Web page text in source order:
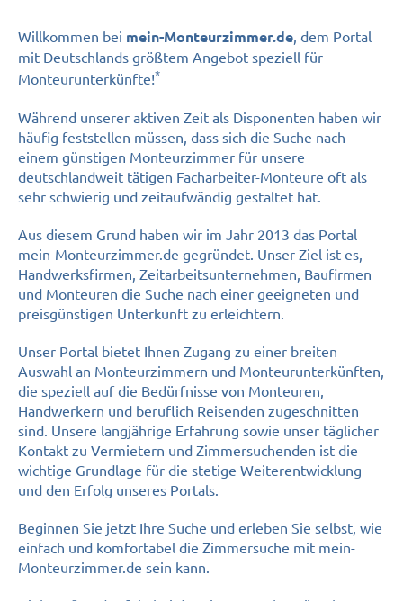
Willkommen bei mein-Monteurzimmer.de, dem Portal
mit Deutschlands größtem Angebot speziell für
Monteurunterkünfte!*
Während unserer aktiven Zeit als Disponenten haben wir
häufig feststellen müssen, dass sich die Suche nach
einem günstigen Monteurzimmer für unsere
deutschlandweit tätigen Facharbeiter-Monteure oft als
sehr schwierig und zeitaufwändig gestaltet hat.
Aus diesem Grund haben wir im Jahr 2013 das Portal
mein-Monteurzimmer.de gegründet. Unser Ziel ist es,
Handwerksfirmen, Zeitarbeitsunternehmen, Baufirmen
und Monteuren die Suche nach einer geeigneten und
preisgünstigen Unterkunft zu erleichtern.
Unser Portal bietet Ihnen Zugang zu einer breiten
Auswahl an Monteurzimmern und Monteurunterkünften,
die speziell auf die Bedürfnisse von Monteuren,
Handwerkern und beruflich Reisenden zugeschnitten
sind. Unsere langjährige Erfahrung sowie unser täglicher
Kontakt zu Vermietern und Zimmersuchenden ist die
wichtige Grundlage für die stetige Weiterentwicklung
und den Erfolg unseres Portals.
Beginnen Sie jetzt Ihre Suche und erleben Sie selbst, wie
einfach und komfortabel die Zimmersuche mit mein-
Monteurzimmer.de sein kann.